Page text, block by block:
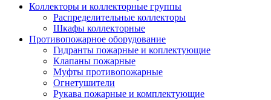
Коллекторы и коллекторные группы
Распределительные коллекторы
Шкафы коллекторные
Противопожарное оборудование
Гидранты пожарные и коплектующие
Клапаны пожарные
Муфты противопожарные
Огнетушители
Рукава пожарные и комплектующие